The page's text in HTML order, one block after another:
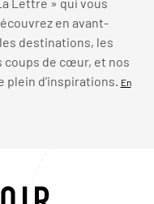
en avant-
destinations, les
coups de cœur, et nos
d’inspirations.
En